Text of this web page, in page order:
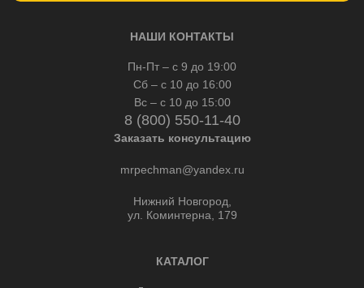
НАШИ КОНТАКТЫ
Пн-Пт – с 9 до 19:00
Сб – с 10 до 16:00
Вс – с 10 до 15:00
8 (800) 550-11-40
Заказать консультацию
mrpechman@yandex.ru
Нижний Новгород,
ул. Коминтерна, 179
КАТАЛОГ